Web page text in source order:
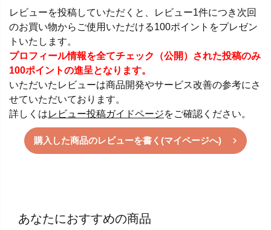
レビューを投稿していただくと、レビュー1件につき次回
のお買い物からご使用いただける100ポイントをプレゼン
トいたします。
プロフィール情報を全てチェック（公開）された投稿のみ
100ポイントの進呈となります。
いただいたレビューは商品開発やサービス改善の参考にさ
せていただいております。
詳しくはレビュー投稿ガイドページをご確認ください。
購入した商品のレビューを書く(マイページへ)
あなたにおすすめの商品